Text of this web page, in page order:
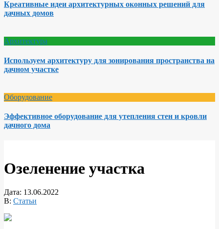
Креативные идеи архитектурных оконных решений для
дачных домов
Архитектура
Используем архитектуру для зонирования пространства на
дачном участке
Оборудование
Эффективное оборудование для утепления стен и кровли
дачного дома
Озеленение участка
Дата: 13.06.2022
В: Статьи